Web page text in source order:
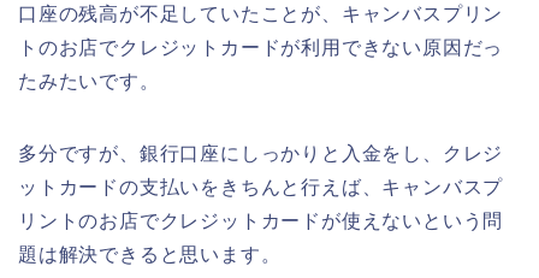
口座の残高が不足していたことが、キャンバスプリン
トのお店でクレジットカードが利用できない原因だっ
たみたいです。
多分ですが、銀行口座にしっかりと入金をし、クレジ
ットカードの支払いをきちんと行えば、キャンバスプ
リントのお店でクレジットカードが使えないという問
題は解決できると思います。